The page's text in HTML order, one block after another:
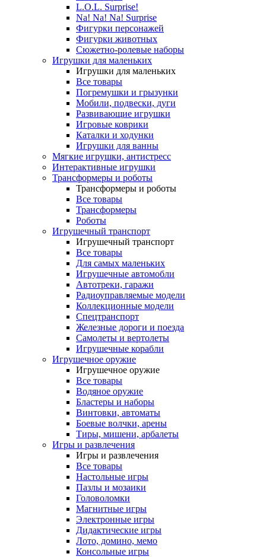
L.O.L. Surprise!
Na! Na! Na! Surprise
Фигурки персонажей
Фигурки животных
Сюжетно-ролевые наборы
Игрушки для маленьких
Игрушки для маленьких
Все товары
Погремушки и грызунки
Мобили, подвески, дуги
Развивающие игрушки
Игровые коврики
Каталки и ходунки
Игрушки для ванны
Мягкие игрушки, антистресс
Интерактивные игрушки
Трансформеры и роботы
Трансформеры и роботы
Все товары
Трансформеры
Роботы
Игрушечный транспорт
Игрушечный транспорт
Все товары
Для самых маленьких
Игрушечные автомобли
Автотреки, гаражи
Радиоуправляемые модели
Коллекционные модели
Спецтранспорт
Железные дороги и поезда
Самолеты и вертолеты
Игрушечные корабли
Игрушечное оружие
Игрушечное оружие
Все товары
Водяное оружие
Бластеры и наборы
Винтовки, автоматы
Боевые волчки, арены
Тиры, мишени, арбалеты
Игры и развлечения
Игры и развлечения
Все товары
Настольные игры
Пазлы и мозаики
Головоломки
Магнитные игры
Электронные игры
Дидактические игры
Лото, домино, мемо
Консольные игры